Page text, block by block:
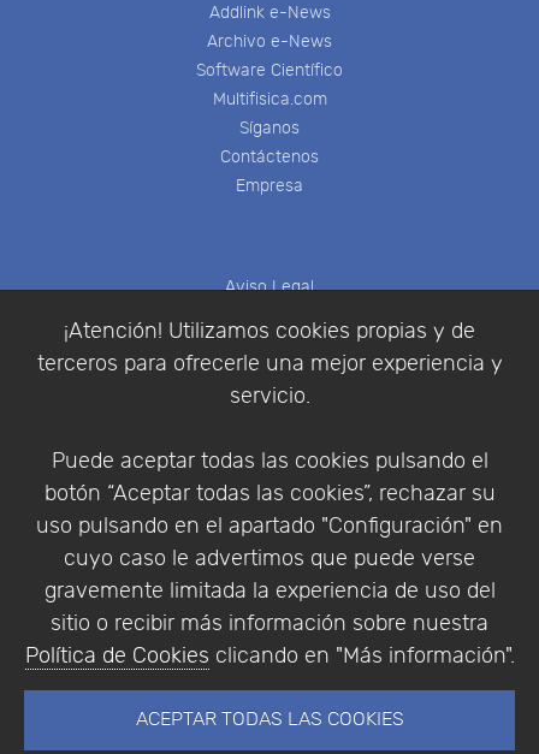
¡Atención! Utilizamos cookies propias y de
terceros para ofrecerle una mejor experiencia y
servicio.
Puede aceptar todas las cookies pulsando el
botón “Aceptar todas las cookies”, rechazar su
uso pulsando en el apartado "Configuración" en
cuyo caso le advertimos que puede verse
gravemente limitada la experiencia de uso del
sitio o recibir más información sobre nuestra
Política de Cookies clicando en "Más información".
ACEPTAR TODAS LAS COOKIES
Addlink e-News
Archivo e-News
Software Científico
Multifisica.com
Síganos
Contáctenos
Empresa
Aviso Legal
Política de Privacidad
Condiciones de compra
Identificarse
Empresa|Aviso Legal| Política de Privacidad |
Política de Cookies
© Copyright 1994 - 2026. Addlink Software
Científico, S.L.
Portugal.